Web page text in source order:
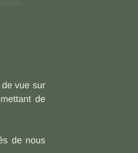
vue sur
de
de nous